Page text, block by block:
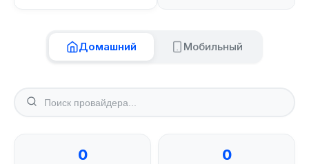
Домашний Мобильный
0 0